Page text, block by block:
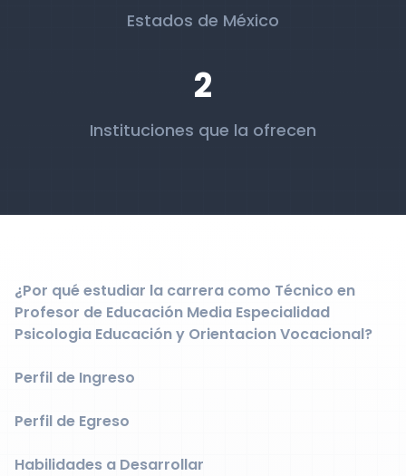
Estados de México
2
Instituciones que la ofrecen
¿Por qué estudiar la carrera como Técnico en
Profesor de Educación Media Especialidad
Psicologia Educación y Orientacion Vocacional?
Perfil de Ingreso
Perfil de Egreso
Habilidades a Desarrollar